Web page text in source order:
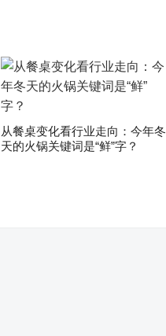
从餐桌变化看行业走向：今年冬
天的火锅关键词是“鲜”字？